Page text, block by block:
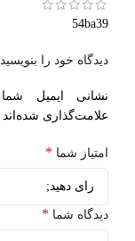
54ba39
دیدگاه خود را بنویسید
نشانی ایمیل
علامت‌گذاری شده‌اند
امتیاز شما *
دیدگاه شما *